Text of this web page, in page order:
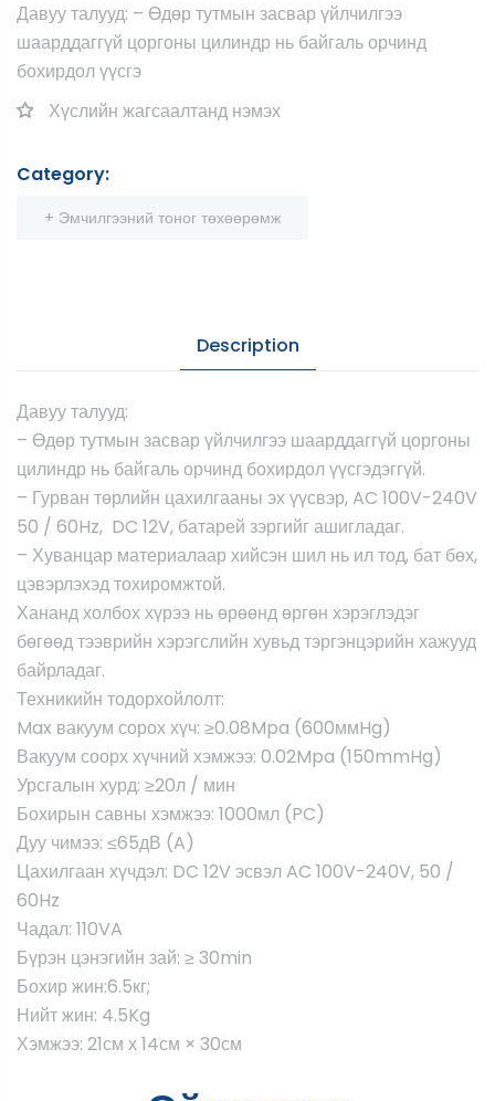
Давуу талууд: – Өдөр тутмын засвар үйлчилгээ
шаарддаггүй цоргоны цилиндр нь байгаль орчинд
бохирдол үүсгэ
Хүслийн жагсаалтанд нэмэх
Category:
+ Эмчилгээний тоног төхөөрөмж
Description
Давуу талууд:
– Өдөр тутмын засвар үйлчилгээ шаарддаггүй цоргоны
цилиндр нь байгаль орчинд бохирдол үүсгэдэггүй.
– Гурван төрлийн цахилгааны эх үүсвэр, AC 100V-240V
50 / 60Hz, DC 12V, батарей зэргийг ашигладаг.
– Хуванцар материалаар хийсэн шил нь ил тод, бат бөх,
цэвэрлэхэд тохиромжтой.
Хананд холбох хүрээ нь өрөөнд өргөн хэрэглэдэг
бөгөөд тээврийн хэрэгслийн хувьд тэргэнцэрийн хажууд
байрладаг.
Техникийн тодорхойлолт:
Max вакуум сорох хүч: ≥0.08Mpa (600ммHg)
Вакуум соорх хүчний хэмжээ: 0.02Mpa (150mmHg)
Урсгалын хурд: ≥20л / мин
Бохирын савны хэмжээ: 1000мл (PC)
Дуу чимээ: ≤65дВ (A)
Цахилгаан хүчдэл: DC 12V эсвэл AC 100V-240V, 50 /
60Hz
Чадал: 110VA
Бүрэн цэнэгийн зай: ≥ 30min
Бохир жин:6.5кг;
Нийт жин: 4.5Kg
Хэмжээ: 21см х 14см × 30см